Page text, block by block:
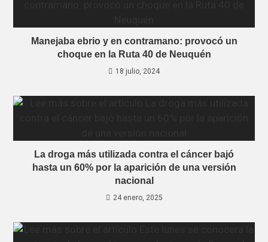
Manejaba ebrio y en contramano: provocó un
choque en la Ruta 40 de Neuquén
18 julio, 2024
La droga más utilizada contra el cáncer bajó
hasta un 60% por la aparición de una versión
nacional
24 enero, 2025